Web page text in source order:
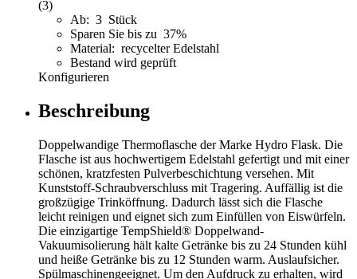
(3)
Ab: 3 Stück
Sparen Sie bis zu 37%
Material: recycelter Edelstahl
Bestand wird geprüft
Konfigurieren
Beschreibung
Doppelwandige Thermoflasche der Marke Hydro Flask. Die
Flasche ist aus hochwertigem Edelstahl gefertigt und mit einer
schönen, kratzfesten Pulverbeschichtung versehen. Mit
Kunststoff-Schraubverschluss mit Tragering. Auffällig ist die
großzügige Trinköffnung. Dadurch lässt sich die Flasche
leicht reinigen und eignet sich zum Einfüllen von Eiswürfeln.
Die einzigartige TempShield® Doppelwand-
Vakuumisolierung hält kalte Getränke bis zu 24 Stunden kühl
und heiße Getränke bis zu 12 Stunden warm. Auslaufsicher.
Spülmaschinengeeignet. Um den Aufdruck zu erhalten, wird